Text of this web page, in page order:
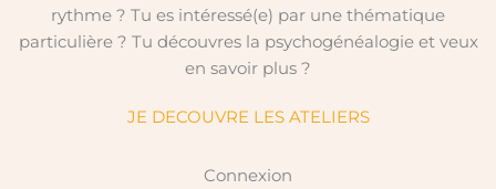
rythme ? Tu es intéressé(e) par une thématique
particulière ? Tu découvres la psychogénéalogie et veux
en savoir plus ?
JE DECOUVRE LES ATELIERS
Connexion